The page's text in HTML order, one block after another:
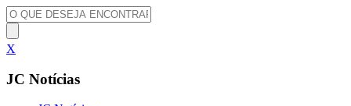
X
JC Notícias